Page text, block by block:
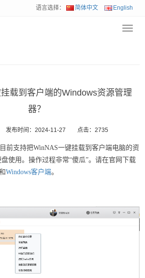
语言选择： 简体中文 English
载到客户端的Windows资源管理
器？
发布时间：2024-11-27 点击： 2735
前支持把WinNAS一键挂载到客户端电脑的资
使用。操作过程非常“傻瓜”。请在官网下载
Windows客户端。